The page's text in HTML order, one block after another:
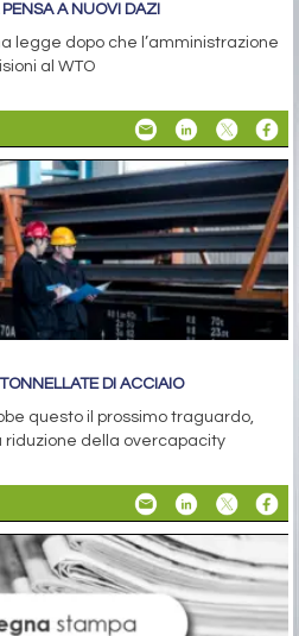
A NUOVI DAZI
legge dopo che l’amministrazione
al WTO
DI ACCIAIO
questo il prossimo traguardo,
riduzione della overcapacity